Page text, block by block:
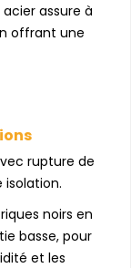
assure à
offrant une
rupture de
noirs en
basse, pour
et les